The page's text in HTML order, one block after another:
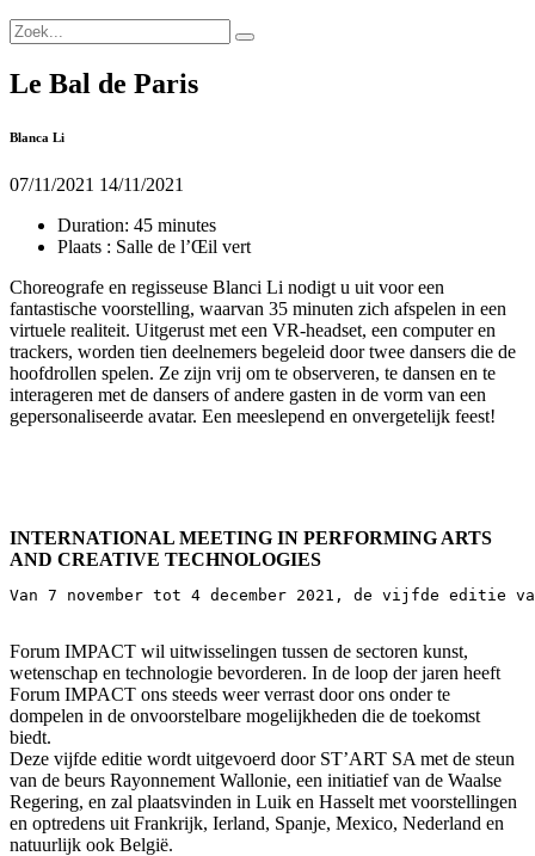
Le Bal de Paris
Blanca Li
07/11/2021 14/11/2021
Duration: 45 minutes
Plaats : Salle de l’Œil vert
Choreografe en regisseuse Blanci Li nodigt u uit voor een
fantastische voorstelling, waarvan 35 minuten zich afspelen in een
virtuele realiteit. Uitgerust met een VR-headset, een computer en
trackers, worden tien deelnemers begeleid door twee dansers die de
hoofdrollen spelen. Ze zijn vrij om te observeren, te dansen en te
interageren met de dansers of andere gasten in de vorm van een
gepersonaliseerde avatar. Een meeslepend en onvergetelijk feest!
INTERNATIONAL MEETING IN PERFORMING ARTS
AND CREATIVE TECHNOLOGIES
Van 7 november tot 4 december 2021, de vijfde editie
Forum IMPACT wil uitwisselingen tussen de sectoren kunst,
wetenschap en technologie bevorderen. In de loop der jaren heeft
Forum IMPACT ons steeds weer verrast door ons onder te
dompelen in de onvoorstelbare mogelijkheden die de toekomst
biedt.
Deze vijfde editie wordt uitgevoerd door ST’ART SA met de steun
van de beurs Rayonnement Wallonie, een initiatief van de Waalse
Regering, en zal plaatsvinden in Luik en Hasselt met voorstellingen
en optredens uit Frankrijk, Ierland, Spanje, Mexico, Nederland en
natuurlijk ook België.